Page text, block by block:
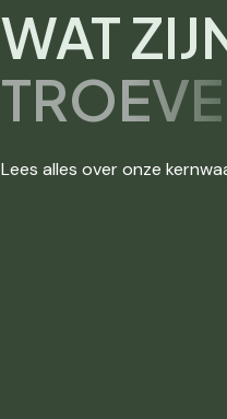
WAT
Lees alles over onze